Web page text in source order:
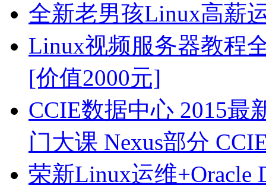
全新老男孩Linux高薪
Linux视频服务器教程
[价值2000元]
CCIE数据中心 2015最
门大课 Nexus部分
荣新Linux运维+Oracle